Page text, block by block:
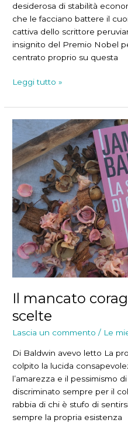
desiderosa di stabilità
che le facciano battere il
cattiva dello scrittore
insignito del Premio Nobel
centrato proprio su questa
L’indimenticabile
Leggi tutto »
Il mancato
scelte
Lascia un commento / Le
Di Baldwin avevo letto La
colpito la lucida
l’amarezza e il pessimismo
discriminato sempre per il
rabbia di chi è stufo di
sempre la propria esistenza